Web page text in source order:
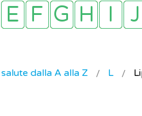
salute dalla A alla Z L